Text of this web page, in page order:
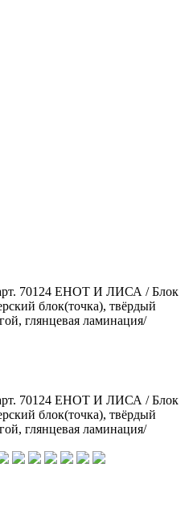
70124 ЕНОТ И ЛИСА / Блок
блок(точка), твёрдый
глянцевая ламинация/
70124 ЕНОТ И ЛИСА / Блок
блок(точка), твёрдый
глянцевая ламинация/